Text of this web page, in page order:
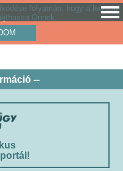
folyamán, hogy a legjobb
Önnek.
--